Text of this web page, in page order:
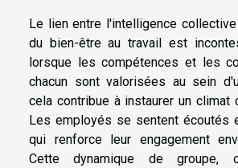
Le lien entre l'intelligence
du bien-être au travail est
lorsque les compétences et les
chacun sont valorisées au sein
cela contribue à instaurer un climat
Les employés se sentent écoutés
qui renforce leur engagement
Cette dynamique de groupe,